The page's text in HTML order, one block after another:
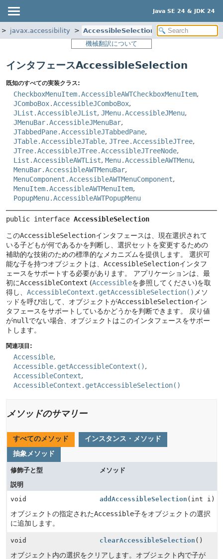
Java SE 24 & JDK 24
javax.accessibility
AccessibleSelection
機械翻訳について
インタフェースAccessibleSelection
既知のすべての実装クラス:
CheckboxMenuItem.AccessibleAWTCheckboxMenuItem,
JComboBox.AccessibleJComboBox,
JList.AccessibleJList, JMenu.AccessibleJMenu,
JMenuBar.AccessibleJMenuBar,
JTabbedPane.AccessibleJTabbedPane,
JTable.AccessibleJTable, JTree.AccessibleJTree,
JTree.AccessibleJTree.AccessibleJTreeNode,
List.AccessibleAWTList, Menu.AccessibleAWTMenu,
MenuBar.AccessibleAWTMenuBar,
MenuComponent.AccessibleAWTMenuComponent,
MenuItem.AccessibleAWTMenuItem,
PopupMenu.AccessibleAWTPopupMenu
public interface AccessibleSelection
このAccessibleSelectionインタフェースは、現在選択されて
いる子どもが何であるかを判断し、選択セットを変更するための
補助的な技術のための標準的なメカニズムを提供します。
選択可
能な子を持つオブジェクトは、 AccessibleSelectionインタフ
ェースをサポートする必要があります。
アプリケーションは、最
初にAccessibleContext (Accessibleを参照してください)を取
得し、 AccessibleContext.getAccessibleSelection() メソ
ッドを呼び出して、オブジェクトがAccessibleSelectionイン
タフェースをサポートしているかどうかを判断できます。
戻り値
がnull でない場合、オブジェクトはこのインタフェースをサポー
トします。
関連項目:
Accessible
Accessible.getAccessibleContext()
AccessibleContext
AccessibleContext.getAccessibleSelection()
メソッドのサマリー
すべてのメソッド
インスタンス・メソッド
抽象メソッド
修飾子と型
メソッド
説明
void
addAccessibleSelection (int i)
オブジェクトの指定されたAccessible子をオブジェクトの選択
に追加します。
void clearAccessibleSelection ()
オブジェクト内の選択をクリアします。オブジェクト内で子が